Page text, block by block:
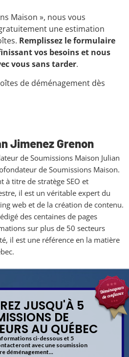
Maison », nous vous
une estimation
Remplissez le formulaire
vos besoins et nous
vous sans tarder.
de déménagement dès
Jimenez Grenon
de Soumissions Maison Julian
de Soumissions Maison.
à titre de stratège SEO et
il est un véritable expert du
web et de la création de contenu.
des centaines de pages
sur plus de 50 secteurs
il est une référence en la matière
JUSQU'À 5
DE
AU QUÉBEC
ci-dessous et 5
avec une soumission
déménagement...